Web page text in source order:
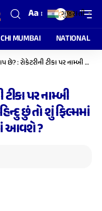
Aa
MUMBAI NATIONAL
પર નામ્બી નારાયણનો સવાલ, કહ્યું- હું હિન્દુ છું તો શું ફિલ્મમાં મુસ્લિમ-ખ્રિસ્તી બતાવવામાં આવશે ?
ટીકા પર નામ્બી
છું તો શું ફિલ્મમાં
આવશે ?
ગુજરાતી ▼